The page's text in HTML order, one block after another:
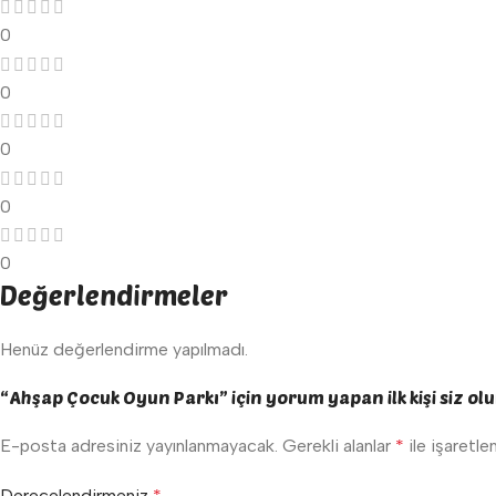
0
0
0
0
0
Değerlendirmeler
Henüz değerlendirme yapılmadı.
“Ahşap Çocuk Oyun Parkı” için yorum yapan ilk kişi siz
E-posta adresiniz yayınlanmayacak. Gerekli alanlar * ile